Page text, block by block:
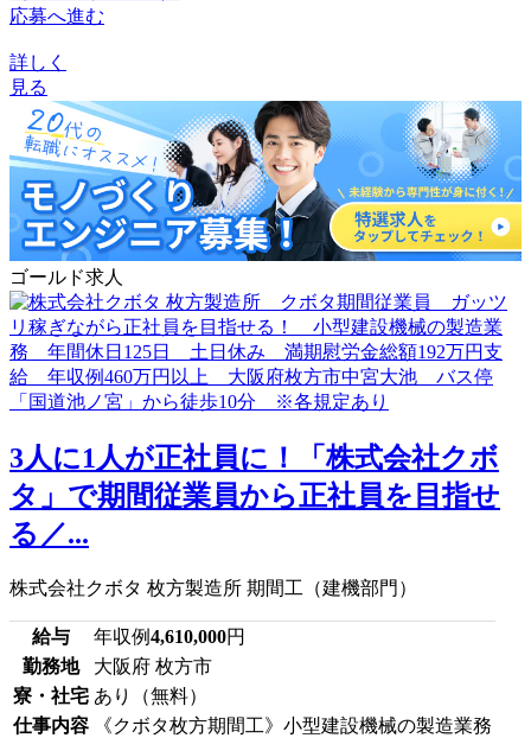
応募へ進む
詳しく
見る
ゴールド求人
3人に1人が正社員に！「株式会社クボ
タ」で期間従業員から正社員を目指せ
る／...
株式会社クボタ 枚方製造所 期間工（建機部門）
給与 年収例4,610,000円
勤務地
大阪府 枚方市
寮・社宅 あり（無料）
仕事内容
《クボタ枚方期間工》小型建設機械の製造業務